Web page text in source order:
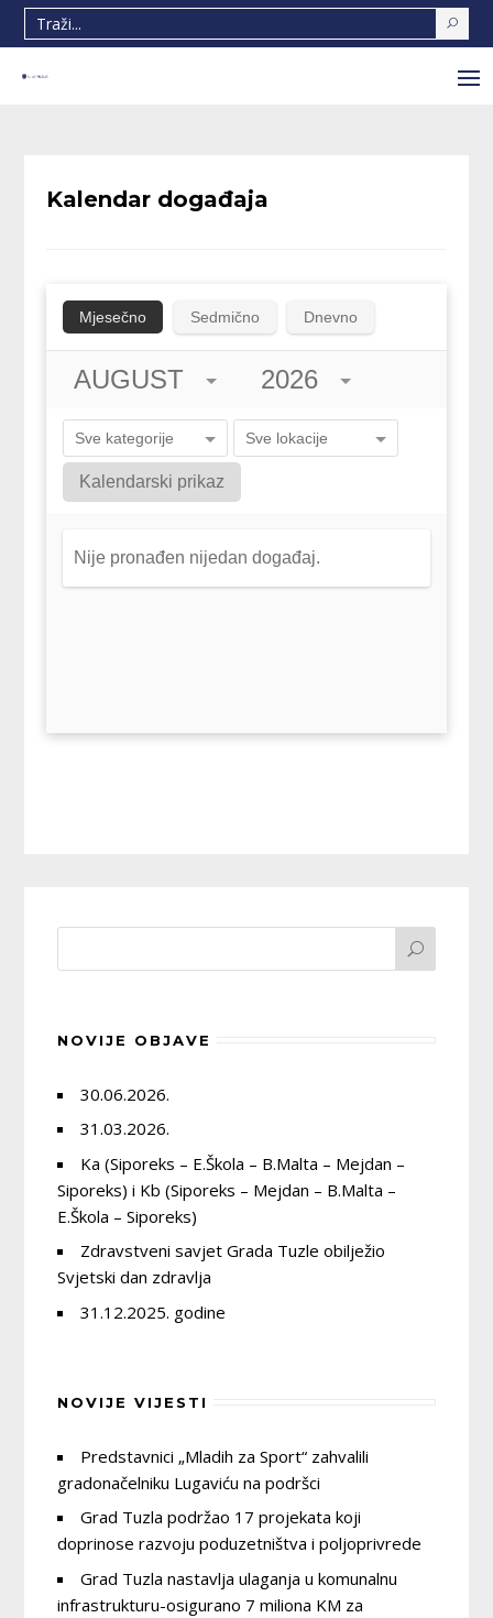
Kalendar događaja
Mjesečno Sedmično Dnevno
AUGUST 2026
Sve kategorije Sve lokacije
Kalendarski prikaz
Nije pronađen nijedan događaj.
NOVIJE OBJAVE
30.06.2026.
31.03.2026.
Ka (Siporeks – E.Škola – B.Malta – Mejdan –
Siporeks) i Kb (Siporeks – Mejdan – B.Malta –
E.Škola – Siporeks)
Zdravstveni savjet Grada Tuzle obilježio
Svjetski dan zdravlja
31.12.2025. godine
NOVIJE VIJESTI
Predstavnici „Mladih za Sport“ zahvalili
gradonačelniku Lugaviću na podršci
Grad Tuzla podržao 17 projekata koji
doprinose razvoju poduzetništva i poljoprivrede
Grad Tuzla nastavlja ulaganja u komunalnu
infrastrukturu-osigurano 7 miliona KM za